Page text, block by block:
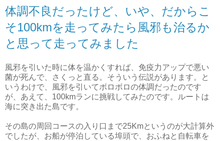
体調不良だったけど、いや、だからこ
そ100kmを走ってみたら風邪も治るか
と思って走ってみました
風邪を引いた時に体を温かくすれば、免疫力アップで悪い
菌が死んで、さくっと直る。そういう伝説があります。と
いうわけで、風邪を引いてボロボロの体調だったのです
が、あえて、100kmランに挑戦してみたのです。ルートは
海に突き出た島です。
その島の周回コースの入り口まで25Kmというのが大計算外
でしたが、お船が停泊している埠頭で、おふねと自転車を